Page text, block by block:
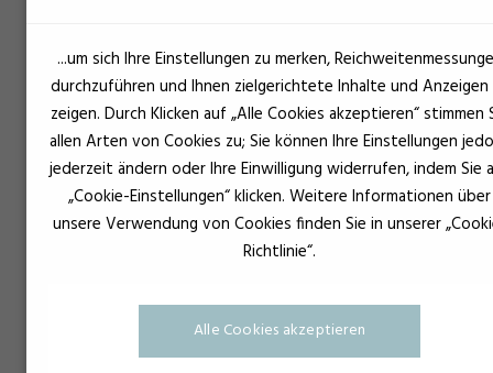
OKS 621
...um sich Ihre Einstellungen zu merken,
durchzuführen und Ihnen zielgerichtete Inhalte und Anzeigen
zeigen. Durch Klicken auf „Alle Cookies akzeptieren“ stimmen
allen Arten von Cookies zu; Sie können Ihre Einstellungen
jederzeit ändern oder Ihre Einwilligung widerrufen, indem Sie
„Cookie-Einstellungen“ klicken. Weitere Informationen über
unsere Verwendung von Cookies finden Sie in unserer
Richtlinie“.
Alle Cookies akzeptieren